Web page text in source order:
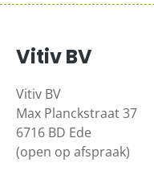
Vitiv BV
Vitiv BV
Max Planckstraat 37
6716 BD Ede
(open op afspraak)